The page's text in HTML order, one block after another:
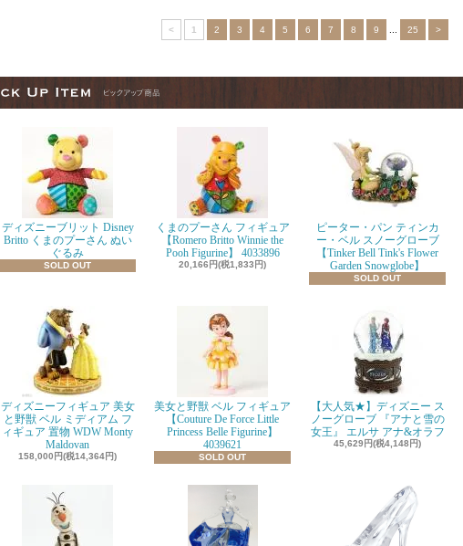
< 1 2 3 4 5 6 7 8 9 25 >
ディズニーブリット Disney
Britto くまのプーさん ぬい
ぐるみ
SOLD OUT
くまのプーさん フィギュア
【Romero Britto Winnie the
Pooh Figurine】 4033896
20,166円(税1,833円)
ピーター・パン ティンカ
ー・ベル スノーグローブ
【Tinker Bell Tink's Flower
Garden Snowglobe】
SOLD OUT
ディズニーフィギュア 美女
と野獣 ベル ミディアム フ
ィギュア 置物 WDW Monty
Maldovan
158,000円(税14,364円)
美女と野獣 ベル フィギュア
【Couture De Force Little
Princess Belle Figurine】
4039621
SOLD OUT
【大人気★】ディズニー ス
ノーグローブ 『アナと雪の
女王』 エルサ アナ&オラフ
45,629円(税4,148円)